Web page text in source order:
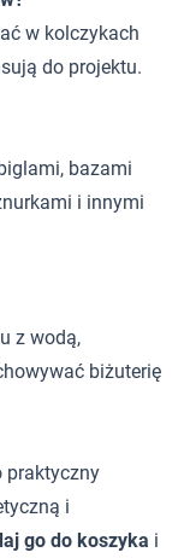
w kolczykach
do projektu.
bazami
i innymi
z wodą,
biżuterię
praktyczny
i
go do koszyka i